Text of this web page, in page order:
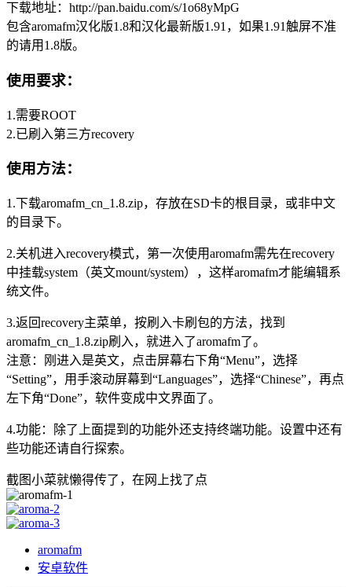
下载地址：http://pan.baidu.com/s/1o68yMpG
包含aromafm汉化版1.8和汉化最新版1.91，如果1.91触屏不准
的请用1.8版。
使用要求：
1.需要ROOT
2.已刷入第三方recovery
使用方法：
1.下载aromafm_cn_1.8.zip，存放在SD卡的根目录，或非中文
的目录下。
2.关机进入recovery模式，第一次使用aromafm需先在recovery
中挂载system（英文mount/system），这样aromafm才能编辑系
统文件。
3.返回recovery主菜单，按刷入卡刷包的方法，找到
aromafm_cn_1.8.zip刷入，就进入了aromafm了。
注意：刚进入是英文，点击屏幕右下角“Menu”，选择
“Setting”，用手滚动屏幕到“Languages”，选择“Chinese”，再点
左下角“Done”，软件变成中文界面了。
4.功能：除了上面提到的功能外还支持终端功能。设置中还有
些功能还请自行探索。
截图小菜就懒得传了，在网上找了点
aromafm
安卓软件